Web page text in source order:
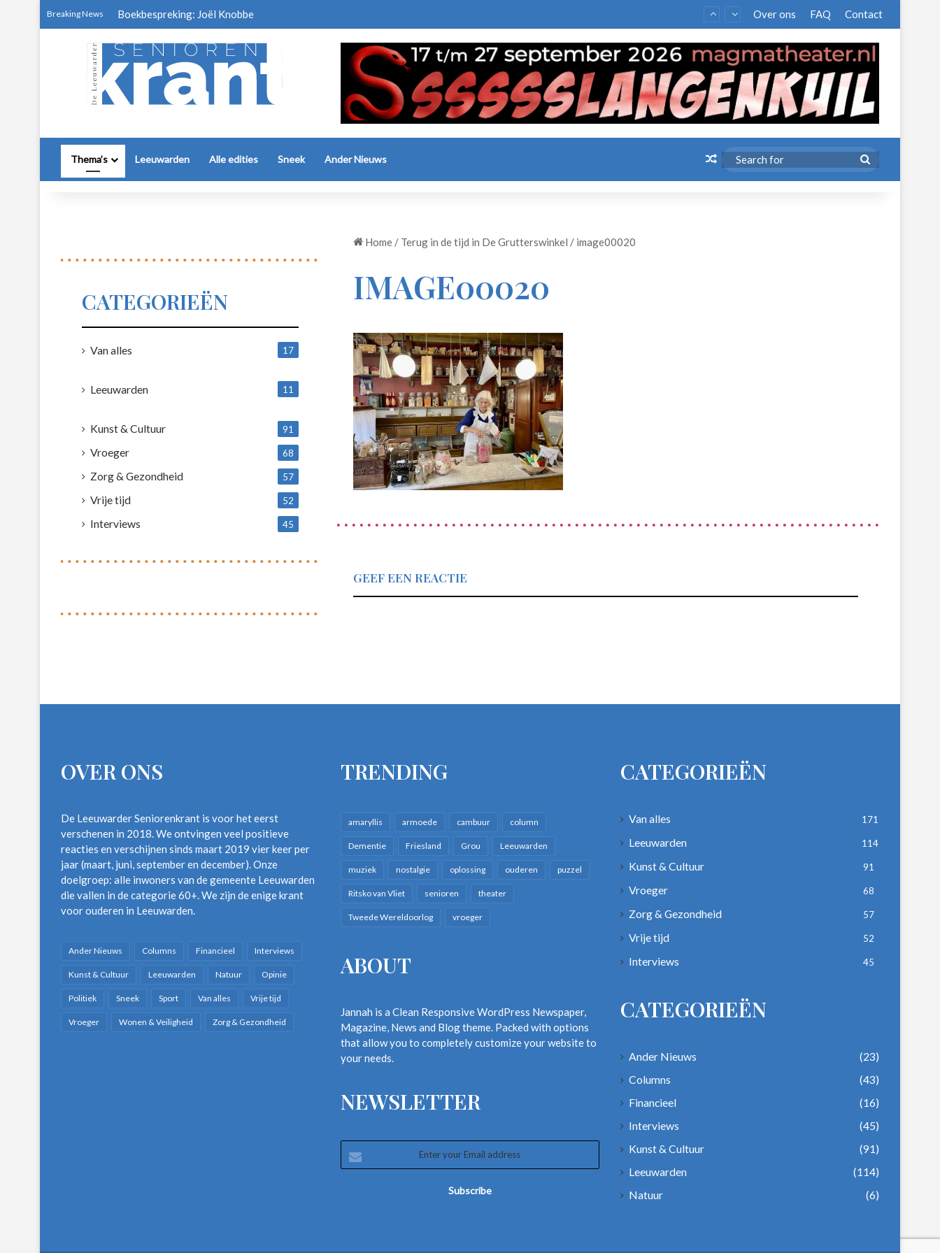
Breaking News Boekbespreking: Joël Knobbe Over ons FAQ Contact
Thema’s Leeuwarden Alle edities Sneek Ander Nieuws Random Article
for
Home / Terug in de tijd in De Grutterswinkel / image00020
IMAGE00020
GEEF EEN REACTIE
CATEGORIEËN
Van alles
17
Leeuwarden
11
Kunst & Cultuur 91
Vroeger 68
Zorg & Gezondheid 57
Vrije tijd 52
Interviews 45
OVER ONS
De Leeuwarder Seniorenkrant is voor het eerst
verschenen in 2018. We ontvingen veel positieve
reacties en verschijnen sinds maart 2019 vier keer per
jaar (maart, juni, september en december). Onze
doelgroep: alle inwoners van de gemeente Leeuwarden
die vallen in de categorie 60+. We zijn de enige krant
voor ouderen in Leeuwarden.
Ander Nieuws Columns Financieel Interviews
Kunst & Cultuur Leeuwarden Natuur Opinie
Politiek Sneek Sport Van alles Vrije tijd
Vroeger Wonen & Veiligheid Zorg & Gezondheid
TRENDING
amaryllis armoede cambuur column
Dementie Friesland Grou Leeuwarden
muziek nostalgie oplossing ouderen puzzel
Ritsko van Vliet senioren theater
Tweede Wereldoorlog vroeger
ABOUT
Jannah is a Clean Responsive WordPress Newspaper,
Magazine, News and Blog theme. Packed with options
that allow you to completely customize your website to
your needs.
NEWSLETTER
your
CATEGORIEËN
Van alles 171
Leeuwarden 114
Kunst & Cultuur 91
Vroeger 68
Zorg & Gezondheid 57
Vrije tijd 52
Interviews 45
CATEGORIEËN
Ander Nieuws
(23)
Columns
(43)
Financieel
(16)
Interviews
(45)
Kunst & Cultuur
(91)
Leeuwarden
(114)
Natuur
(6)